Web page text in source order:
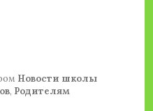
Новости школы
, Родителям